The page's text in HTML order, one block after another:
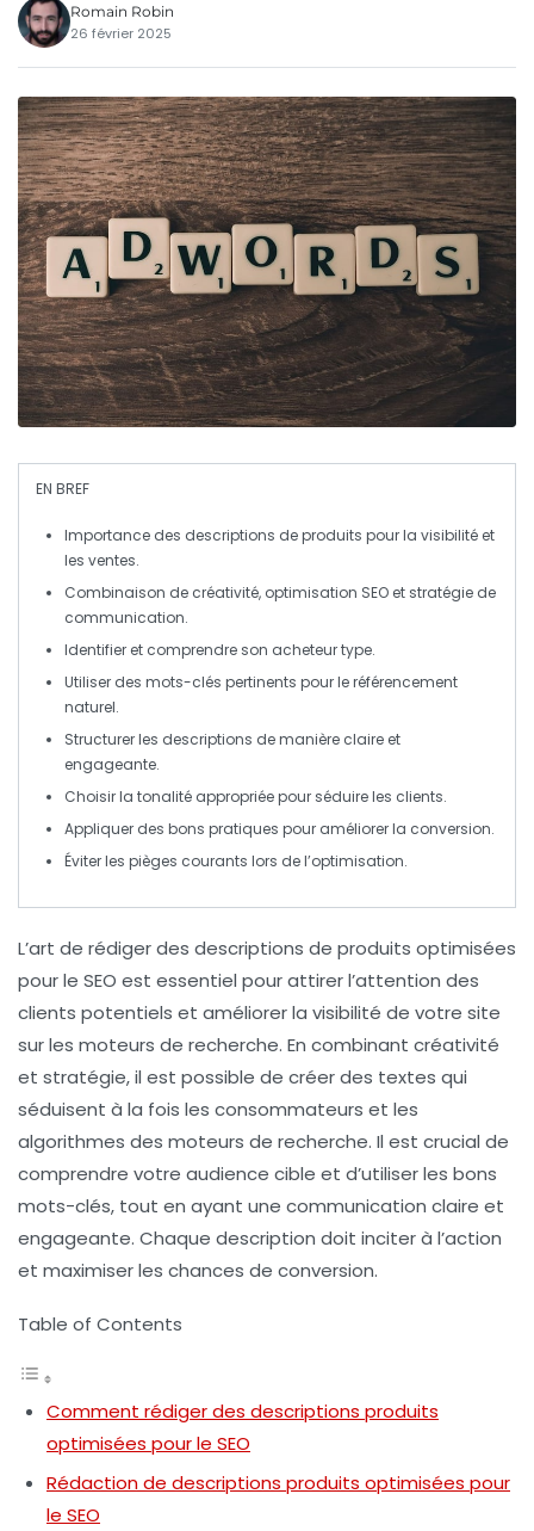
Romain Robin
26 février 2025
EN BREF
Importance des descriptions de produits pour la visibilité et
les ventes.
Combinaison de créativité, optimisation SEO et stratégie de
communication.
Identifier et comprendre son acheteur type.
Utiliser des mots-clés pertinents pour leréférencement
naturel.
Structurer les descriptions de manière claire et
engageante.
Choisir la tonalité appropriée pour séduire les clients.
Appliquer des bons pratiques pour améliorer la conversion.
Éviter les pièges courants lors de l’optimisation.
L’art de rédiger des descriptions de produits optimisées
pour le SEO est essentiel pour attirer l’attention des
clients potentiels et améliorer la visibilité de votre site
sur les moteurs de recherche. En combinant créativité
et stratégie, il est possible de créer des textes qui
séduisent à la fois les consommateurs et les
algorithmes des moteurs de recherche. Il est crucial de
comprendre votre audience cible et d’utiliser les bons
mots-clés, tout en ayant une communication claire et
engageante. Chaque description doit inciter à l’action
et maximiser les chances de conversion.
Table of Contents
Comment rédiger des descriptions produits
optimisées pour le SEO
Rédaction de descriptions produits optimisées pour
le SEO